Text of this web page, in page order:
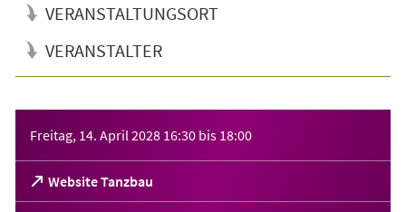
VERANSTALTUNGSORT
VERANSTALTER
Freitag, 14. April 2028 16:30 bis 18:00
Website Tanzbau
(Öffnet
in